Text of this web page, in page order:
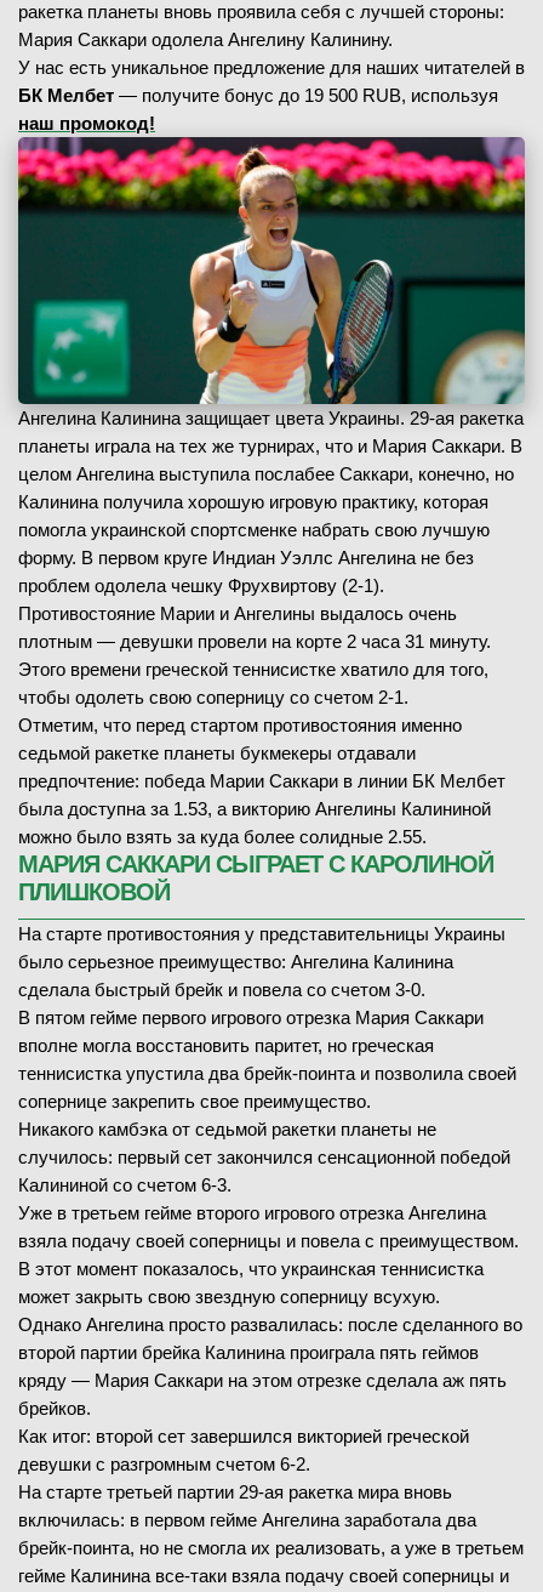
ракетка планеты вновь проявила себя с лучшей стороны:
Мария Саккари одолела Ангелину Калинину.
У нас есть уникальное предложение для наших читателей в
БК Мелбет — получите бонус до 19 500 RUB, используя
наш промокод!
Ангелина Калинина защищает цвета Украины. 29-ая ракетка
планеты играла на тех же турнирах, что и Мария Саккари. В
целом Ангелина выступила послабее Саккари, конечно, но
Калинина получила хорошую игровую практику, которая
помогла украинской спортсменке набрать свою лучшую
форму. В первом круге Индиан Уэллс Ангелина не без
проблем одолела чешку Фрухвиртову (2-1).
Противостояние Марии и Ангелины выдалось очень
плотным — девушки провели на корте 2 часа 31 минуту.
Этого времени греческой теннисистке хватило для того,
чтобы одолеть свою соперницу со счетом 2-1.
Отметим, что перед стартом противостояния именно
седьмой ракетке планеты букмекеры отдавали
предпочтение: победа Марии Саккари в линии БК Мелбет
была доступна за 1.53, а викторию Ангелины Калининой
можно было взять за куда более солидные 2.55.
МАРИЯ САККАРИ СЫГРАЕТ С КАРОЛИНОЙ
ПЛИШКОВОЙ
На старте противостояния у представительницы Украины
было серьезное преимущество: Ангелина Калинина
сделала быстрый брейк и повела со счетом 3-0.
В пятом гейме первого игрового отрезка Мария Саккари
вполне могла восстановить паритет, но греческая
теннисистка упустила два брейк-поинта и позволила своей
сопернице закрепить свое преимущество.
Никакого камбэка от седьмой ракетки планеты не
случилось: первый сет закончился сенсационной победой
Калининой со счетом 6-3.
Уже в третьем гейме второго игрового отрезка Ангелина
взяла подачу своей соперницы и повела с преимуществом.
В этот момент показалось, что украинская теннисистка
может закрыть свою звездную соперницу всухую.
Однако Ангелина просто развалилась: после сделанного во
второй партии брейка Калинина проиграла пять геймов
кряду — Мария Саккари на этом отрезке сделала аж пять
брейков.
Как итог: второй сет завершился викторией греческой
девушки с разгромным счетом 6-2.
На старте третьей партии 29-ая ракетка мира вновь
включилась: в первом гейме Ангелина заработала два
брейк-поинта, но не смогла их реализовать, а уже в третьем
гейме Калинина все-таки взяла подачу своей соперницы и